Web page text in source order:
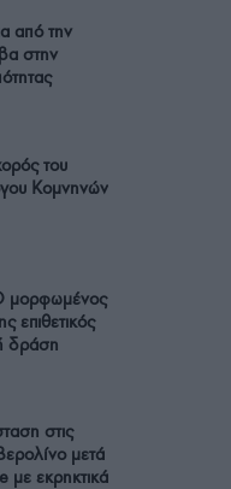
από την
στην
του
Κομνηνών
μορφωμένος
επιθετικός
δράση
στις
μετά
με εκρηκτικά